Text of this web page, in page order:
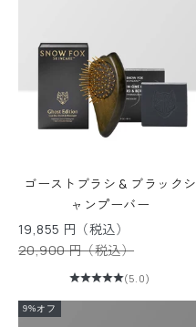
ゴーストブラシ & ブラックシ
ャンプーバー
セール価格
19,855 円（税込）
通常価格
20,900 円（税込）
(5.0)
9%オフ